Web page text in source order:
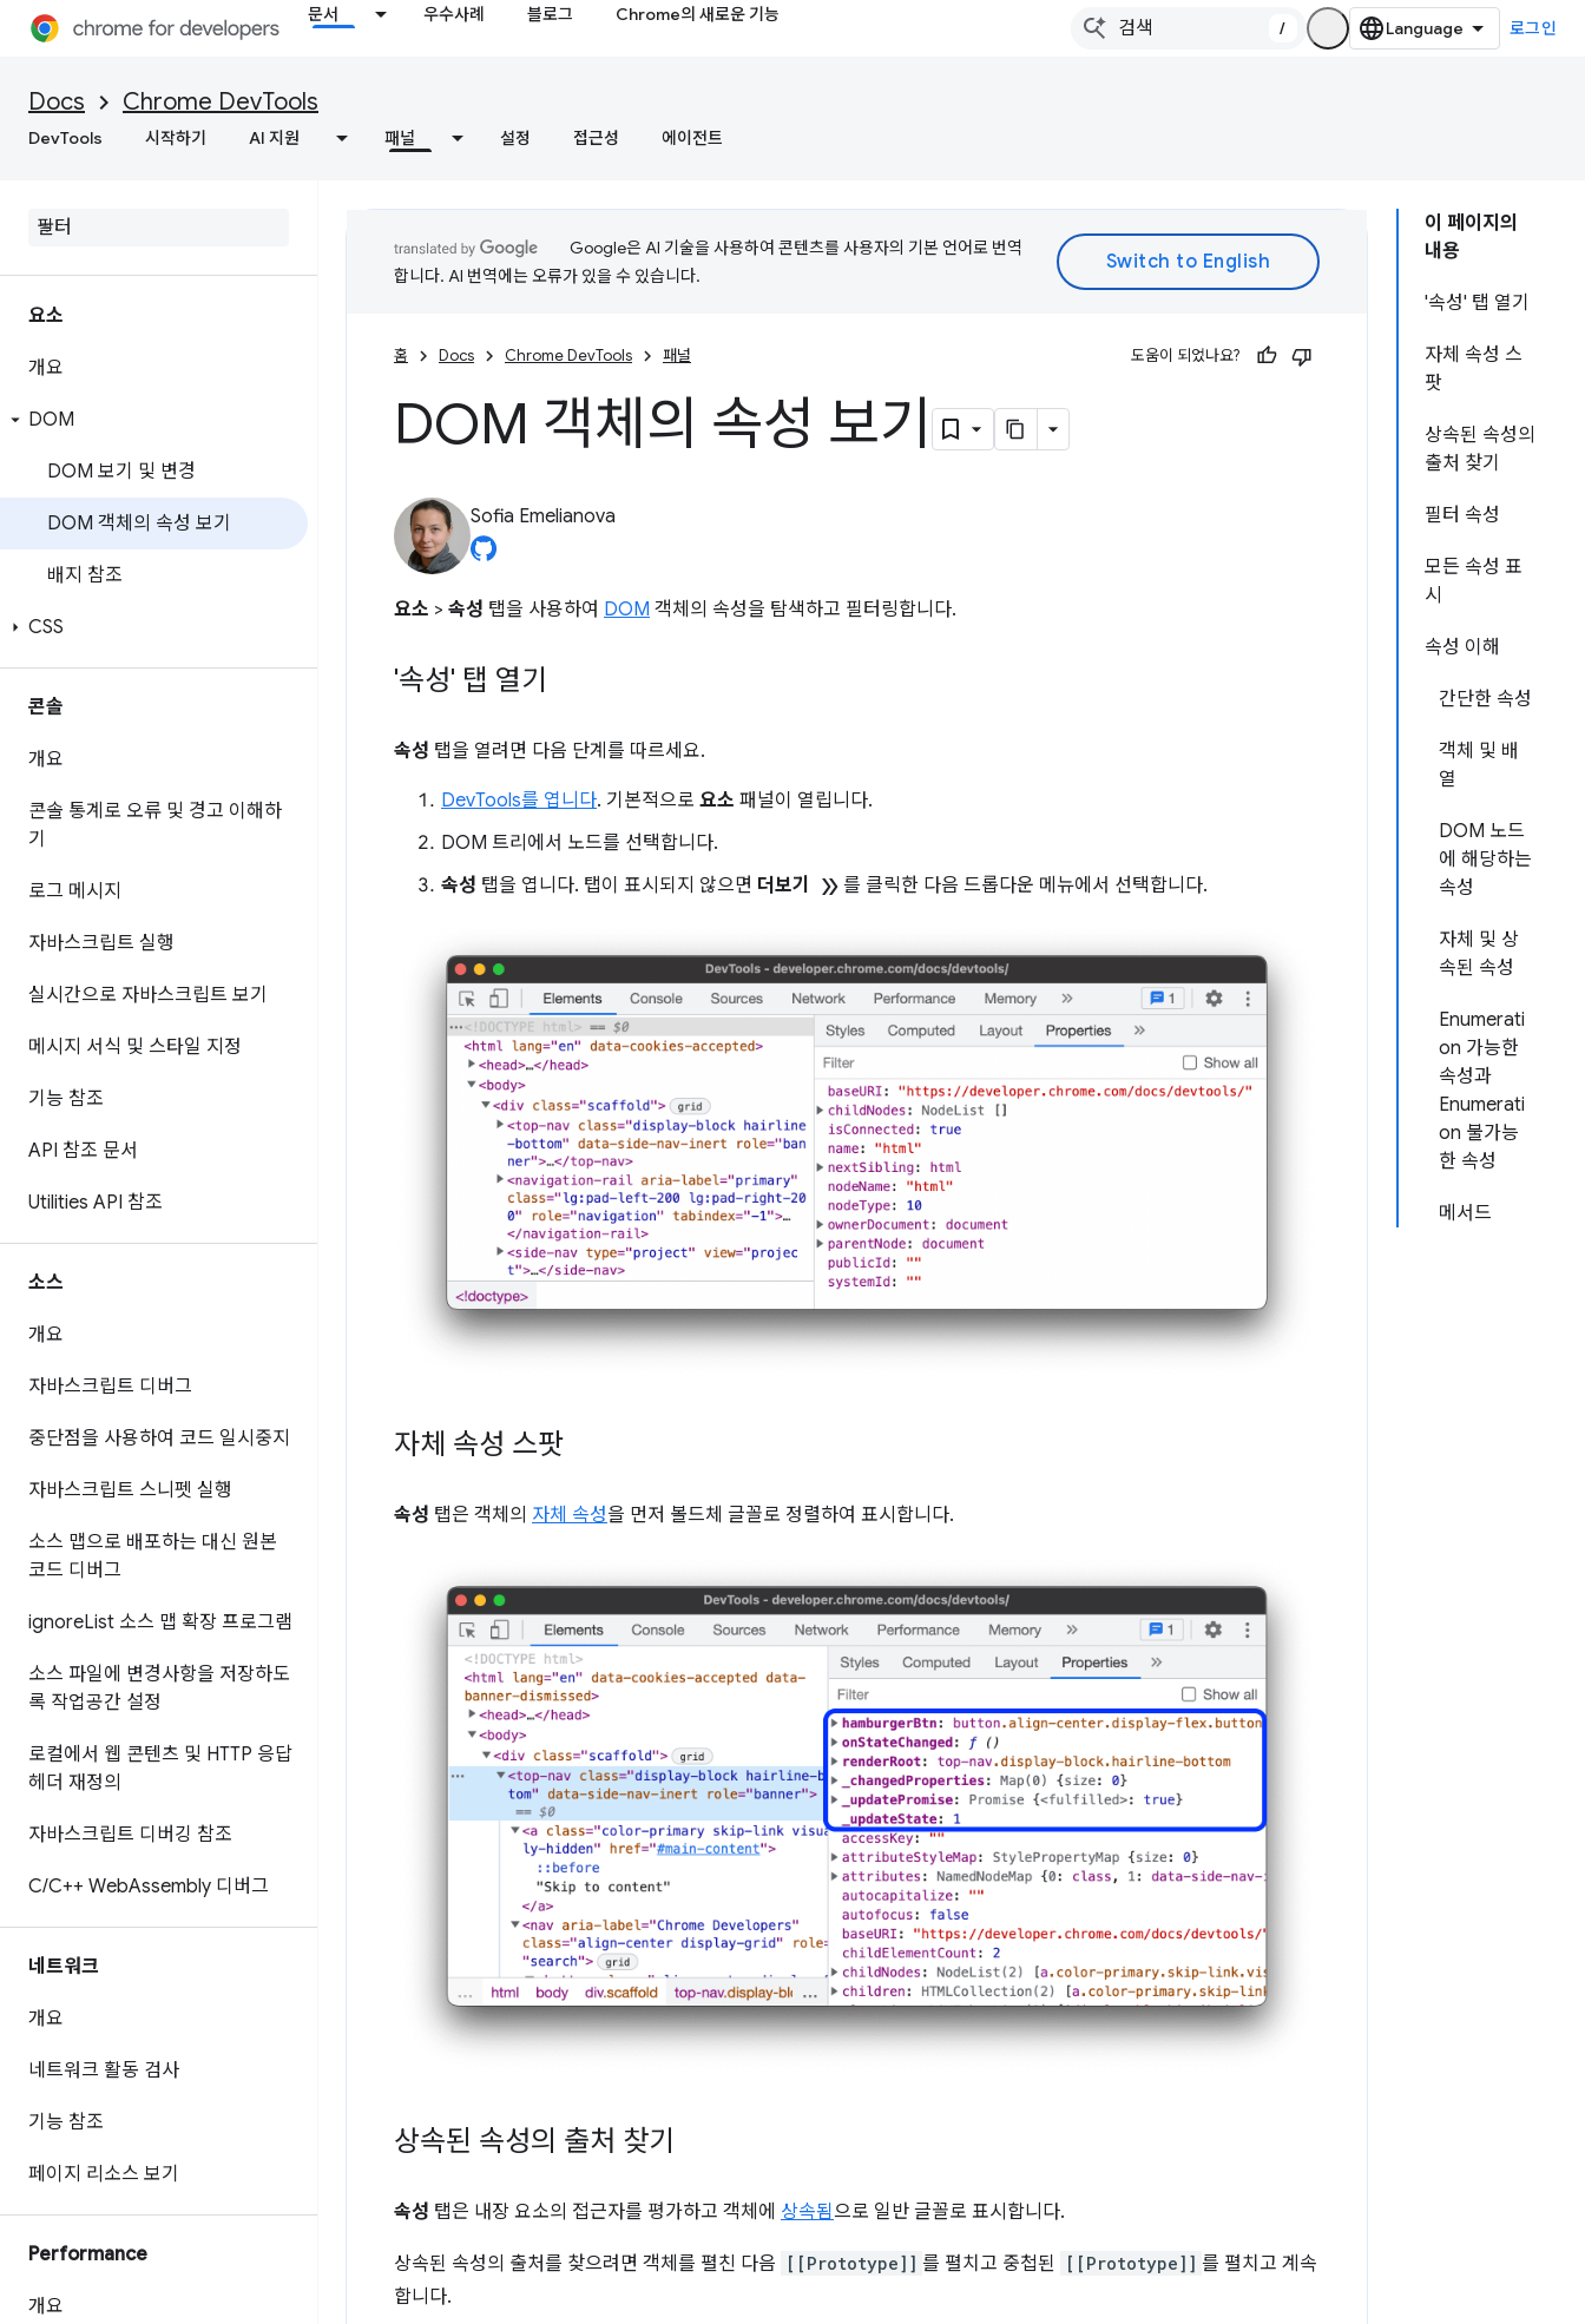
문서 우수사례 블로그 Chrome의 새로운 기능
/ 로그인
Docs Chrome DevTools
DevTools 시작하기 AI 지원 패널 설정 접근성 에이전트
요소
개요
DOM
DOM 보기 및 변경
DOM 객체의 속성 보기
배지 참조
CSS
콘솔
개요
콘솔 통계로 오류 및 경고 이해하
기
로그 메시지
자바스크립트 실행
실시간으로 자바스크립트 보기
메시지 서식 및 스타일 지정
기능 참조
API 참조 문서
Utilities API 참조
소스
개요
자바스크립트 디버그
중단점을 사용하여 코드 일시중지
자바스크립트 스니펫 실행
소스 맵으로 배포하는 대신 원본
코드 디버그
ignoreList 소스 맵 확장 프로그램
소스 파일에 변경사항을 저장하도
록 작업공간 설정
로컬에서 웹 콘텐츠 및 HTTP 응답
헤더 재정의
자바스크립트 디버깅 참조
C/C++ WebAssembly 디버그
네트워크
개요
네트워크 활동 검사
기능 참조
페이지 리소스 보기
Performance
개요
이 페이지의
내용
'속성' 탭 열기
자체 속성 스
팟
상속된 속성의
출처 찾기
필터 속성
모든 속성 표
시
속성 이해
간단한 속성
객체 및 배
열
DOM 노드
에 해당하는
속성
자체 및 상
속된 속성
Enumerati
on 가능한
속성과
Enumerati
on 불가능
한 속성
메서드
Google은 AI 기술을 사용하여 콘텐츠를 사용자의 기본 언어로 번역
합니다. AI 번역에는 오류가 있을 수 있습니다.
홈 Docs Chrome DevTools 패널 도움이 되었나요?
DOM 객체의 속성 보기
Sofia Emelianova
요소 > 속성 탭을 사용하여 DOM 객체의 속성을 탐색하고 필터링합니다.
'속성' 탭 열기
속성 탭을 열려면 다음 단계를 따르세요.
DevTools를 엽니다. 기본적으로 요소 패널이 열립니다.
DOM 트리에서 노드를 선택합니다.
속성 탭을 엽니다. 탭이 표시되지 않으면 더보기 double_arrow 를 클릭한 다음 드롭다운 메뉴에서 선택합니다.
자체 속성 스팟
속성 탭은 객체의 자체 속성을 먼저 볼드체 글꼴로 정렬하여 표시합니다.
상속된 속성의 출처 찾기
속성 탭은 내장 요소의 접근자를 평가하고 객체에 상속됨으로 일반 글꼴로 표시합니다.
상속된 속성의 출처를 찾으려면 객체를 펼친 다음 [[Prototype]] 를 펼치고 중첩된 [[Prototype]] 를 펼치고 계속
합니다.